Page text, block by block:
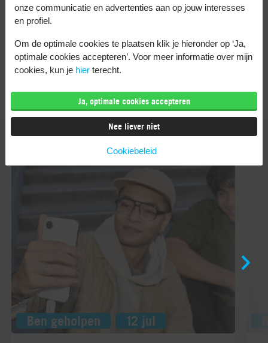
Gerelateerde artikelen
Ben geholpen 12 jul
onze communicatie en advertenties aan op jouw interesses
en profiel.
Om de optimale cookies te plaatsen klik je hieronder op ‘Ja,
optimale cookies accepteren’. Voor meer informatie over mijn
cookies, kun je hier terecht.
Ja, optimale cookies accepteren
Nee liever niet
Cookiebeleid